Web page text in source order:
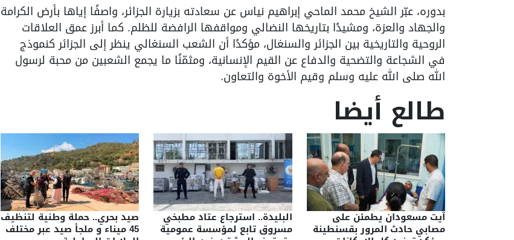
بدوره، عبّر الشيخ محمد الماحي إبراهيم نياس عن سعادته بزيارة الجزائر، واصفًا إياها بأرض الكرامة
والجهاد والعزة، ومشيدًا بتاريخها النضالي ومواقفها الرافضة للظلم. كما أبرز عمق العلاقات
الروحية والتاريخية بين الجزائر والسنغال، مؤكدًا أن الشعب السنغالي ينظر إلى الجزائر كنموذج
في الشجاعة والتضحية والدفاع عن القيم الإنسانية، ومثمّنًا ما يجمع الشعبين من محبة لرسول
الله صلى الله عليه وسلم وقيم الأخوة والتعاون.
طالع أيضا
آيت مسعودان يطمئن على
مصابي حادث المرور بقسنطينة
البليدة.. استرجاع عتاد مطبخي
مسروق تابع لمؤسسة عمومية
صيد بحري.. حملة وطنية لتنظيف
45 ميناء و ملجأ صيد عبر مختلف